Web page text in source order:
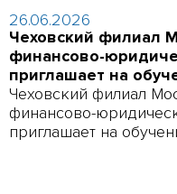
26.06.2026
Чеховский филиал
финансово-
приглашает на
Чеховский филиал
финансово-
приглашает на